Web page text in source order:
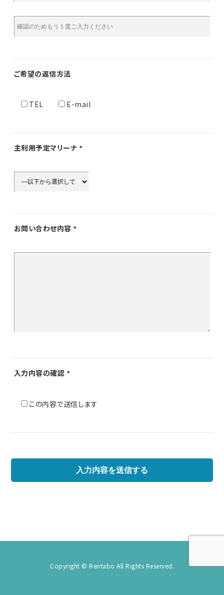
ご希望の返信方法
TEL E-mail
主利用予定マリーナ *
お問い合わせ内容 *
入力内容の確認 *
この内容で送信します
Copyright © Rentabo All Rights Reserved.